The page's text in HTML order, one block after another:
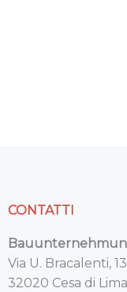
CONTATTI
Via U. Bracalenti, 13
32020 Cesa di